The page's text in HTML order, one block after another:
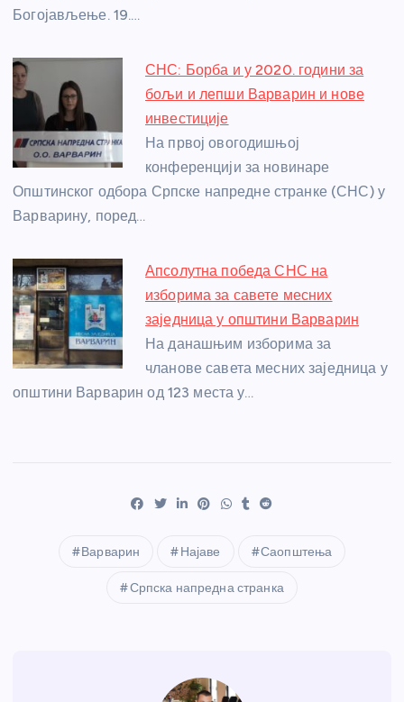
Богојављење. 19.…
СНС: Борба и у 2020. години за
бољи и лепши Варварин и нове
инвестиције
На првој овогодишњој
конференцији за новинаре
Општинског одбора Српске напредне странке (СНС) у
Варварину, поред…
Апсолутна победа СНС на
изборима за савете месних
заједница у општини Варварин
На данашњим изборима за
чланове савета месних заједница у
општини Варварин од 123 места у…
Варварин Најаве Саопштења
Српска напредна странка